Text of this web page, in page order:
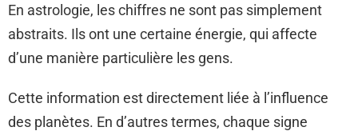
En astrologie, les chiffres ne sont pas simplement
abstraits. Ils ont une certaine énergie, qui affecte
d’une manière particulière les gens.
Cette information est directement liée à l’influence
des planètes. En d’autres termes, chaque signe